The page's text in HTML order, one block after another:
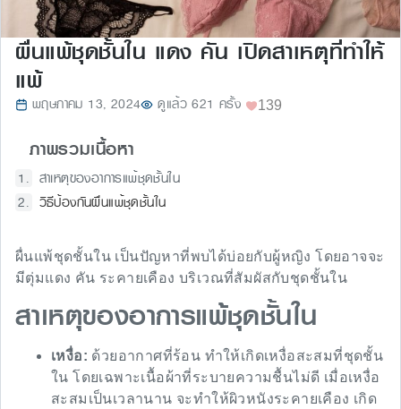
ผื่นแพ้ชุดชั้นใน แดง คัน เปิดสาเหตุที่ทำให้
แพ้
พฤษภาคม 13, 2024 ดูแล้ว 621 ครั้ง 139
ภาพรวมเนื้อหา
สาเหตุของอาการแพ้ชุดชั้นใน
วิธีป้องกันผื่นแพ้ชุดชั้นใน
ผื่นแพ้ชุดชั้นใน เป็นปัญหาที่พบได้บ่อยกับผู้หญิง โดยอาจจะ
มีตุ่มแดง คัน ระคายเคือง บริเวณที่สัมผัสกับชุดชั้นใน
สาเหตุของอาการแพ้ชุดชั้นใน
เหงื่อ: ด้วยอากาศที่ร้อน ทำให้เกิดเหงื่อสะสมที่ชุดชั้น
ใน โดยเฉพาะเนื้อผ้าที่ระบายความชื้นไม่ดี เมื่อเหงื่อ
สะสมเป็นเวลานาน จะทำให้ผิวหนังระคายเคือง เกิด